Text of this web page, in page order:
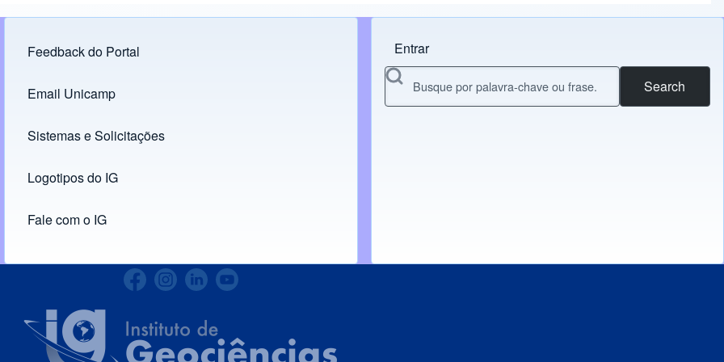
Footer menu
Feedback do Portal
Links
Email Unicamp
(opens in new tab)
Sistemas e Solicitações
(opens in new tab)
Logotipos do IG
(opens in new tab)
Fale com o IG
Menu do usuário
Entrar
Search